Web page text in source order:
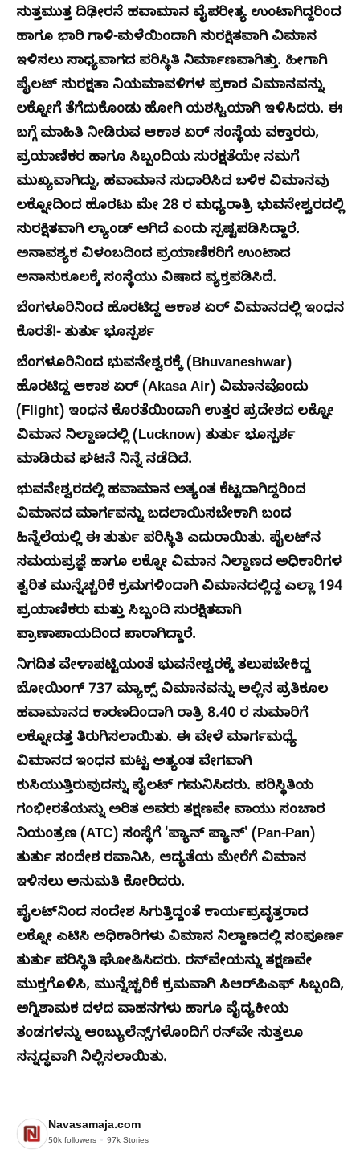
ಸುತ್ತಮುತ್ತ ದಿಢೀರನೆ ಹವಾಮಾನ ವೈಪರೀತ್ಯ ಉಂಟಾಗಿದ್ದರಿಂದ
ಹಾಗೂ ಭಾರಿ ಗಾಳಿ-ಮಳೆಯಿಂದಾಗಿ ಸುರಕ್ಷಿತವಾಗಿ ವಿಮಾನ
ಇಳಿಸಲು ಸಾಧ್ಯವಾಗದ ಪರಿಸ್ಥಿತಿ ನಿರ್ಮಾಣವಾಗಿತ್ತು. ಹೀಗಾಗಿ
ಪೈಲಟ್ ಸುರಕ್ಷತಾ ನಿಯಮಾವಳಿಗಳ ಪ್ರಕಾರ ವಿಮಾನವನ್ನು
ಲಕ್ನೋಗೆ ತೆಗೆದುಕೊಂಡು ಹೋಗಿ ಯಶಸ್ವಿಯಾಗಿ ಇಳಿಸಿದರು. ಈ
ಬಗ್ಗೆ ಮಾಹಿತಿ ನೀಡಿರುವ ಆಕಾಶ ಏರ್ ಸಂಸ್ಥೆಯ ವಕ್ತಾರರು,
ಪ್ರಯಾಣಿಕರ ಹಾಗೂ ಸಿಬ್ಬಂದಿಯ ಸುರಕ್ಷತೆಯೇ ನಮಗೆ
ಮುಖ್ಯವಾಗಿದ್ದು, ಹವಾಮಾನ ಸುಧಾರಿಸಿದ ಬಳಿಕ ವಿಮಾನವು
ಲಕ್ನೋದಿಂದ ಹೊರಟು ಮೇ 28 ರ ಮಧ್ಯರಾತ್ರಿ ಭುವನೇಶ್ವರದಲ್ಲಿ
ಸುರಕ್ಷಿತವಾಗಿ ಲ್ಯಾಂಡ್ ಆಗಿದೆ ಎಂದು ಸ್ಪಷ್ಟಪಡಿಸಿದ್ದಾರೆ.
ಅನಾವಶ್ಯಕ ವಿಳಂಬದಿಂದ ಪ್ರಯಾಣಿಕರಿಗೆ ಉಂಟಾದ
ಅನಾನುಕೂಲಕ್ಕೆ ಸಂಸ್ಥೆಯು ವಿಷಾದ ವ್ಯಕ್ತಪಡಿಸಿದೆ.
ಬೆಂಗಳೂರಿನಿಂದ ಹೊರಟಿದ್ದ ಆಕಾಶ ಏರ್‌ ವಿಮಾನದಲ್ಲಿ ಇಂಧನ
ಕೊರತೆ!- ತುರ್ತು ಭೂಸ್ಪರ್ಶ
ಬೆಂಗಳೂರಿನಿಂದ ಭುವನೇಶ್ವರಕ್ಕೆ (Bhuvaneshwar)
ಹೊರಟಿದ್ದ ಆಕಾಶ ಏರ್ (Akasa Air) ವಿಮಾನವೊಂದು
(Flight) ಇಂಧನ ಕೊರತೆಯಿಂದಾಗಿ ಉತ್ತರ ಪ್ರದೇಶದ ಲಕ್ನೋ
ವಿಮಾನ ನಿಲ್ದಾಣದಲ್ಲಿ (Lucknow) ತುರ್ತು ಭೂಸ್ಪರ್ಶ
ಮಾಡಿರುವ ಘಟನೆ ನಿನ್ನೆ ನಡೆದಿದೆ.
ಭುವನೇಶ್ವರದಲ್ಲಿ ಹವಾಮಾನ ಅತ್ಯಂತ ಕೆಟ್ಟದಾಗಿದ್ದರಿಂದ
ವಿಮಾನದ ಮಾರ್ಗವನ್ನು ಬದಲಾಯಿಸಬೇಕಾಗಿ ಬಂದ
ಹಿನ್ನೆಲೆಯಲ್ಲಿ ಈ ತುರ್ತು ಪರಿಸ್ಥಿತಿ ಎದುರಾಯಿತು. ಪೈಲಟ್‌ನ
ಸಮಯಪ್ರಜ್ಞೆ ಹಾಗೂ ಲಕ್ನೋ ವಿಮಾನ ನಿಲ್ದಾಣದ ಅಧಿಕಾರಿಗಳ
ತ್ವರಿತ ಮುನ್ನೆಚ್ಚರಿಕೆ ಕ್ರಮಗಳಿಂದಾಗಿ ವಿಮಾನದಲ್ಲಿದ್ದ ಎಲ್ಲಾ 194
ಪ್ರಯಾಣಿಕರು ಮತ್ತು ಸಿಬ್ಬಂದಿ ಸುರಕ್ಷಿತವಾಗಿ
ಪ್ರಾಣಾಪಾಯದಿಂದ ಪಾರಾಗಿದ್ದಾರೆ.
ನಿಗದಿತ ವೇಳಾಪಟ್ಟಿಯಂತೆ ಭುವನೇಶ್ವರಕ್ಕೆ ತಲುಪಬೇಕಿದ್ದ
ಬೋಯಿಂಗ್ 737 ಮ್ಯಾಕ್ಸ್ ವಿಮಾನವನ್ನು ಅಲ್ಲಿನ ಪ್ರತಿಕೂಲ
ಹವಾಮಾನದ ಕಾರಣದಿಂದಾಗಿ ರಾತ್ರಿ 8.40 ರ ಸುಮಾರಿಗೆ
ಲಕ್ನೋದತ್ತ ತಿರುಗಿಸಲಾಯಿತು. ಈ ವೇಳೆ ಮಾರ್ಗಮಧ್ಯೆ
ವಿಮಾನದ ಇಂಧನ ಮಟ್ಟ ಅತ್ಯಂತ ವೇಗವಾಗಿ
ಕುಸಿಯುತ್ತಿರುವುದನ್ನು ಪೈಲಟ್ ಗಮನಿಸಿದರು. ಪರಿಸ್ಥಿತಿಯ
ಗಂಭೀರತೆಯನ್ನು ಅರಿತ ಅವರು ತಕ್ಷಣವೇ ವಾಯು ಸಂಚಾರ
ನಿಯಂತ್ರಣ (ATC) ಸಂಸ್ಥೆಗೆ 'ಪ್ಯಾನ್ ಪ್ಯಾನ್' (Pan-Pan)
ತುರ್ತು ಸಂದೇಶ ರವಾನಿಸಿ, ಆದ್ಯತೆಯ ಮೇರೆಗೆ ವಿಮಾನ
ಇಳಿಸಲು ಅನುಮತಿ ಕೋರಿದರು.
ಪೈಲಟ್‌ನಿಂದ ಸಂದೇಶ ಸಿಗುತ್ತಿದ್ದಂತೆ ಕಾರ್ಯಪ್ರವೃತ್ತರಾದ
ಲಕ್ನೋ ಎಟಿಸಿ ಅಧಿಕಾರಿಗಳು ವಿಮಾನ ನಿಲ್ದಾಣದಲ್ಲಿ ಸಂಪೂರ್ಣ
ತುರ್ತು ಪರಿಸ್ಥಿತಿ ಘೋಷಿಸಿದರು. ರನ್‌ವೇಯನ್ನು ತಕ್ಷಣವೇ
ಮುಕ್ತಗೊಳಿಸಿ, ಮುನ್ನೆಚ್ಚರಿಕೆ ಕ್ರಮವಾಗಿ ಸಿಆರ್‌ಪಿಎಫ್ ಸಿಬ್ಬಂದಿ,
ಅಗ್ನಿಶಾಮಕ ದಳದ ವಾಹನಗಳು ಹಾಗೂ ವೈದ್ಯಕೀಯ
ತಂಡಗಳನ್ನು ಆಂಬ್ಯುಲೆನ್ಸ್‌ಗಳೊಂದಿಗೆ ರನ್‌ವೇ ಸುತ್ತಲೂ
ಸನ್ನದ್ಧವಾಗಿ ನಿಲ್ಲಿಸಲಾಯಿತು.
Navasamaja.com
50k followers 97k Stories